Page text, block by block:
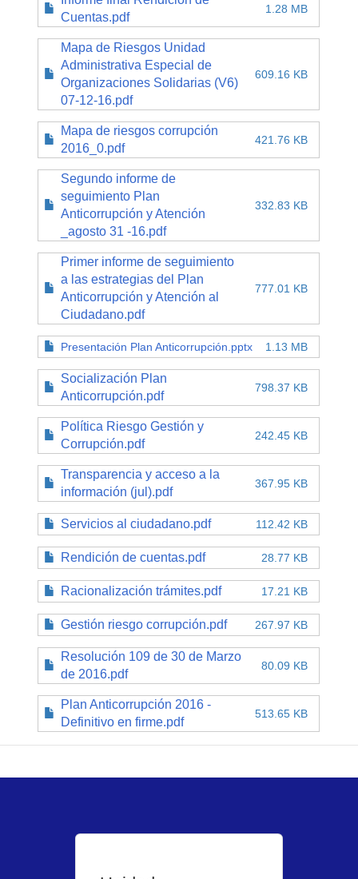
Cuentas.pdf
1.28 MB
Mapa de Riesgos Unidad
Administrativa Especial de
Organizaciones Solidarias (V6)
07-12-16.pdf
609.16 KB
Mapa de riesgos corrupción
2016_0.pdf
421.76 KB
Segundo informe de
seguimiento Plan
Anticorrupción y Atención
_agosto 31 -16.pdf
332.83 KB
Primer informe de seguimiento
a las estrategias del Plan
Anticorrupción y Atención al
Ciudadano.pdf
777.01 KB
Presentación Plan Anticorrupción.pptx 1.13 MB
Socialización Plan
Anticorrupción.pdf
798.37 KB
Política Riesgo Gestión y
Corrupción.pdf
242.45 KB
Transparencia y acceso a la
información (jul).pdf
367.95 KB
Servicios al ciudadano.pdf 112.42 KB
Rendición de cuentas.pdf 28.77 KB
Racionalización trámites.pdf 17.21 KB
Gestión riesgo corrupción.pdf 267.97 KB
Resolución 109 de 30 de Marzo
de 2016.pdf
80.09 KB
Plan Anticorrupción 2016 -
Definitivo en firme.pdf
513.65 KB